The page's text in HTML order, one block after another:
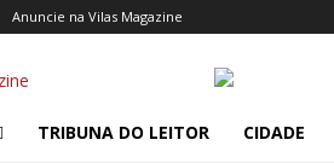
Anuncie na Vilas Magazine
TRIBUNA DO LEITOR CIDADE